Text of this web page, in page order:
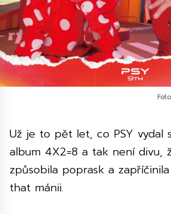
Už je to pět let, co PSY vydal
album 4X2=8 a tak není divu,
způsobila poprask a
that mánii.